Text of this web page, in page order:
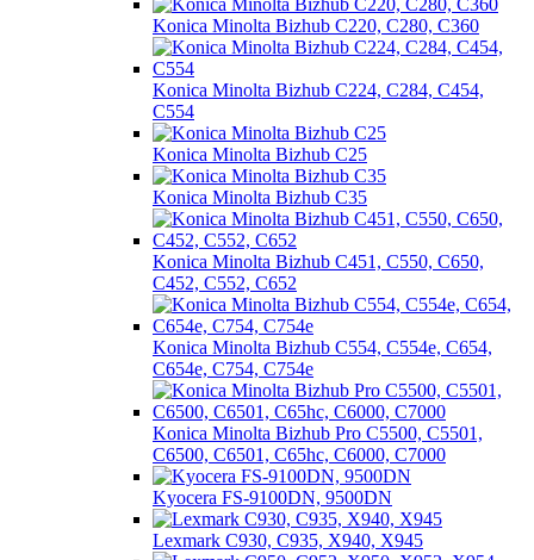
Konica Minolta Bizhub C220, C280, C360
Konica Minolta Bizhub C224, C284, C454,
C554
Konica Minolta Bizhub C25
Konica Minolta Bizhub C35
Konica Minolta Bizhub C451, С550, С650,
С452, С552, С652
Konica Minolta Bizhub C554, C554e, C654,
C654e, C754, C754e
Konica Minolta Bizhub Pro C5500, C5501,
C6500, C6501, C65hc, C6000, C7000
Kyocera FS-9100DN, 9500DN
Lexmark C930, C935, X940, X945